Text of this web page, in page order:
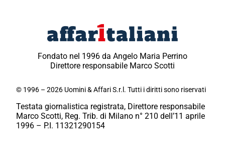
Fondato nel 1996 da Angelo Maria Perrino
Direttore responsabile Marco Scotti
© 1996 – 2026 Uomini & Affari S.r.l. Tutti i diritti sono riservati
Testata giornalistica registrata, Direttore responsabile
Marco Scotti, Reg. Trib. di Milano n° 210 dell’11 aprile
1996 – P.I. 11321290154